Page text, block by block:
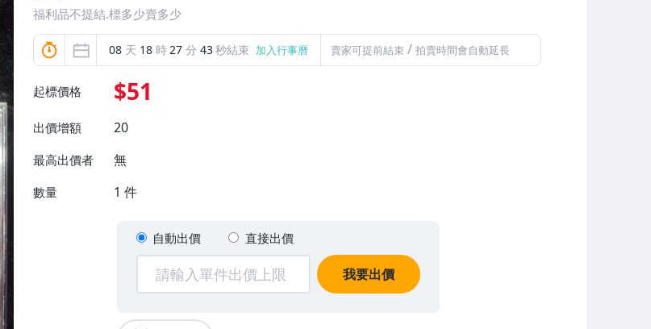
福利品不提結.標多少賣多少
08 天 18 時27 分 41秒結束 加入行事曆 賣家可提前結束 / 拍賣時間會自動延長
起標價格 $51
出價增額 20
最高出價者 無
數量 1 件
自動出價 直接出價
我要出價